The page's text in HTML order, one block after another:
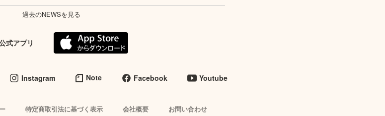
過去のNEWSを見る
式アプリ
Instagram Note Facebook Youtube
特定商取引法に基づく表示 会社概要 お問い合わせ